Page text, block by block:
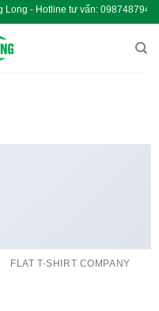
Long - Hotline tư
FLAT T-SHIRT COMPANY